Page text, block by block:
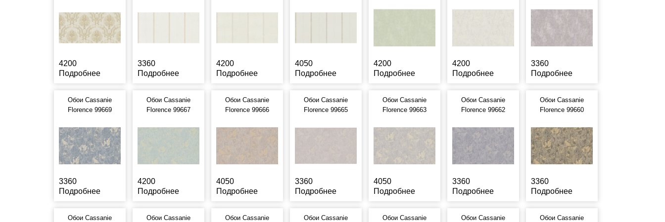
4200
Подробнее
3360
Подробнее
4200
Подробнее
4050
Подробнее
4200
Подробнее
4200
Подробнее
3360
Подробнее
Обои Cassanie
Florence 99669
3360
Подробнее
Обои Cassanie
Florence 99667
4200
Подробнее
Обои Cassanie
Florence 99666
4050
Подробнее
Обои Cassanie
Florence 99665
3360
Подробнее
Обои Cassanie
Florence 99663
4050
Подробнее
Обои Cassanie
Florence 99662
3360
Подробнее
Обои Cassanie
Florence 99660
3360
Подробнее
Обои Cassanie
Обои Cassanie
Обои Cassanie
Обои Cassanie
Обои Cassanie
Обои Cassanie
Обои Cassanie